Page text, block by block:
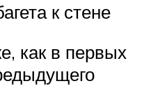
к стене
как в первых